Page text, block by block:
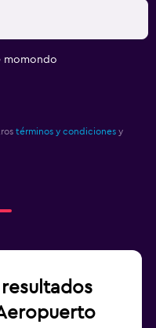
momondo
términos y condiciones y